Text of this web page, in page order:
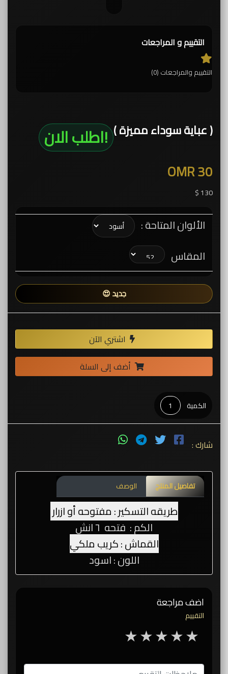
التقييم و المراجعات
التقييم والمراجعات (0)
( عباية سوداء مميزة ) !اطلب الان
OMR 30
130 $
الألوان المتاحة :
المقاس
جديد 😍
اشتري الآن
أضف إلى السلة
الكمية
شارك :
تفاصيل المنتج الوصف
طريقه التسكير : مفتوحه أو ازرار
الكم : فتحه ٦ انش
القماش : كريب ملكي
اللون : اسود
اضف مراجعة
التقييم
4 stars 3 stars 2 stars 1 star